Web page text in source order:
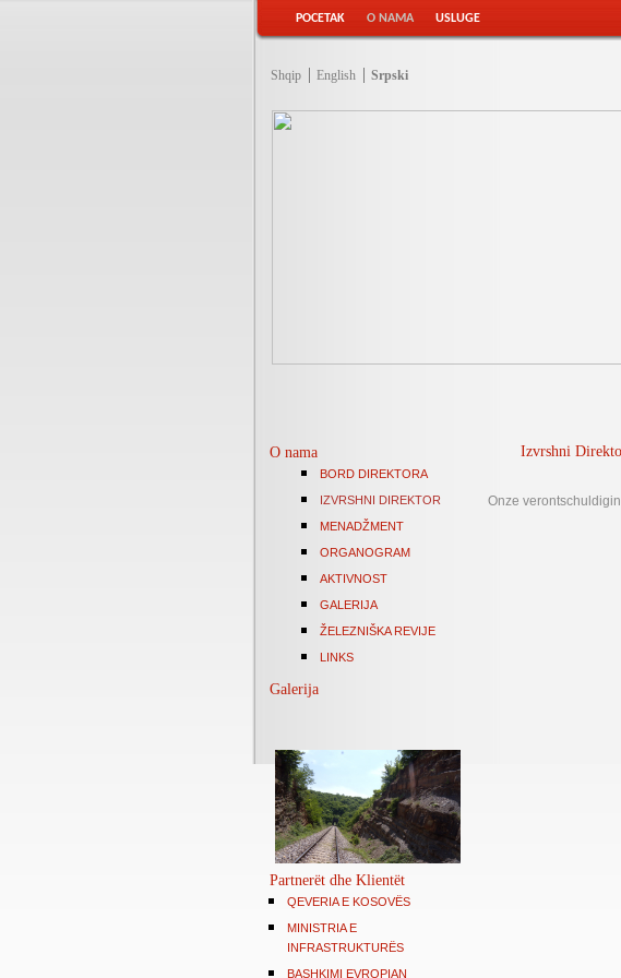
POCETAK O NAMA USLUGE
Shqip English Srpski
O nama
BORD DIREKTORA
IZVRSHNI DIREKTOR
MENADŽMENT
ORGANOGRAM
AKTIVNOST
GALERIJA
ŽELEZNIŠKA REVIJE
LINKS
Galerija
Partnerët dhe Klientët
QEVERIA E KOSOVËS
MINISTRIA E
INFRASTRUKTURËS
BASHKIMI EVROPIAN
Izvrshni
Onze